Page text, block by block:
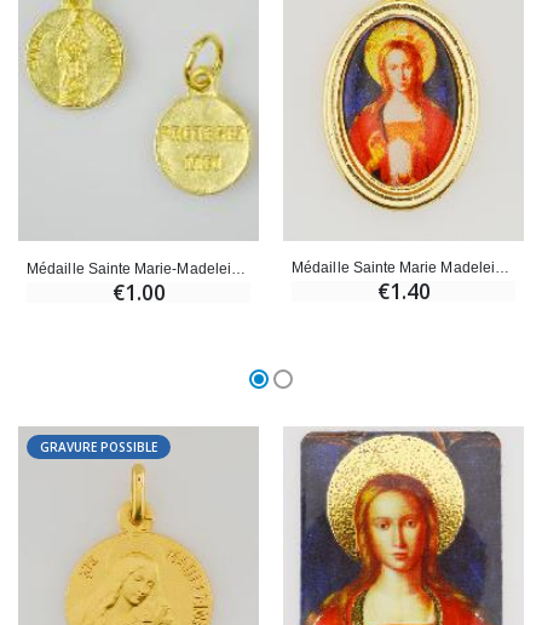
€23.00
€1.00 €1.40
GRAVURE POSSIBLE